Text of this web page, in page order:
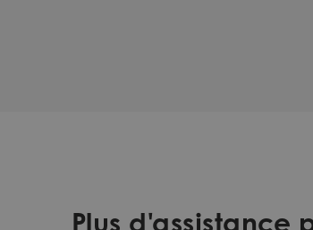
Plus d'assistance